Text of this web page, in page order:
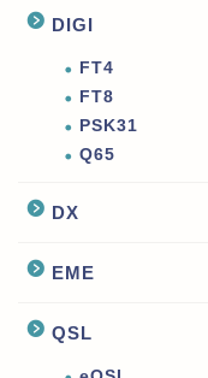
DIGI
FT4
FT8
PSK31
Q65
DX
EME
QSL